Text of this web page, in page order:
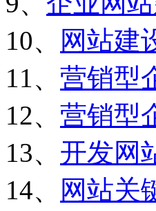
10、
网站建
11、 营销型
12、 营销型
13、 开发网
14、
网站关